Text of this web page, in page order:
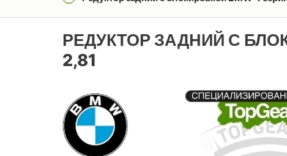
РЕДУКТОР ЗАДНИЙ С
2,81